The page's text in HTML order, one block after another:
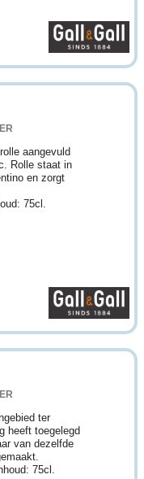
aangevuld
Rolle staat in
en zorgt
75cl.
ter
heeft toegelegd
van dezelfde
75cl.